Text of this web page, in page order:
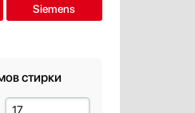
Siemens
стирки